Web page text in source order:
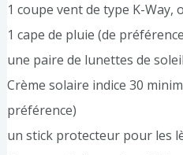
1 coupe vent de type K-Way,
1 cape de pluie (de
une paire de lunettes de
Crème solaire indice 30
préférence)
un stick protecteur pour les